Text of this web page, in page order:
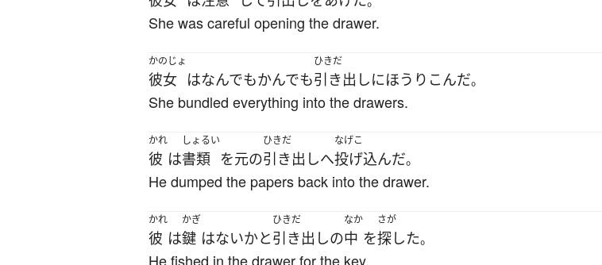
She was careful opening the drawer.
かのじょ
彼女 はなんでもかんでも
ひきだ
引き出しにほうりこんだ。
She bundled everything into the drawers.
かれ
彼 は
しょるい
書類 を元の
ひきだ
引き出しへ
なげこ
投げ込んだ。
He dumped the papers back into the drawer.
かれ
彼 は
かぎ
鍵 はないかと
ひきだ
引き出しの
なか
中 を
さが
探した。
He fished in the drawer for the key.